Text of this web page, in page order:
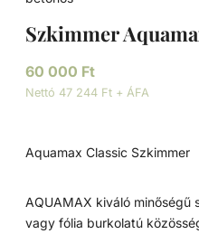
Szkimmer
60 000 Ft
Nettó 47 244 Ft + ÁFA
Aquamax Classic Szkimmer
AQUAMAX kiváló minőségű
vagy fólia burkolatú